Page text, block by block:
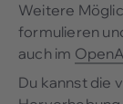
Weitere
formulieren
auch im
Du kannst die